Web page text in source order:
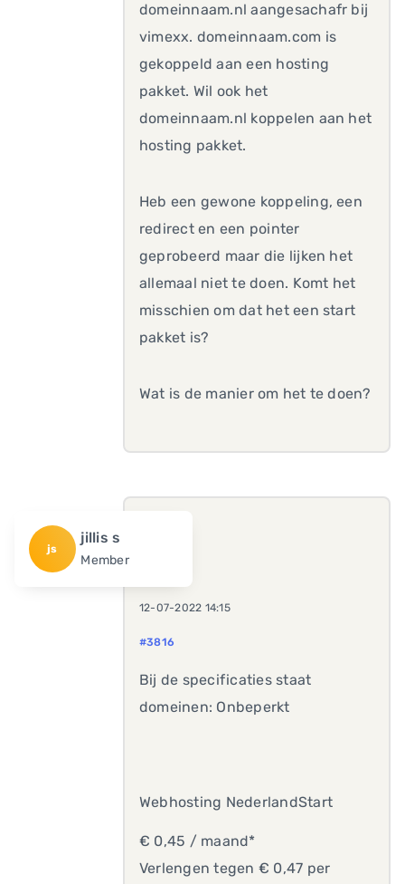
domeinnaam.nl aangesachafr bij
vimexx. domeinnaam.com is
gekoppeld aan een hosting
pakket. Wil ook het
domeinnaam.nl koppelen aan het
hosting pakket.
Heb een gewone koppeling, een
redirect en een pointer
geprobeerd maar die lijken het
allemaal niet te doen. Komt het
misschien om dat het een start
pakket is?
Wat is de manier om het te doen?
js
jillis s
Member
12-07-2022 14:15
#3816
Bij de specificaties staat
domeinen: Onbeperkt
Webhosting NederlandStart
€ 0,45 / maand*
Verlengen tegen € 0,47 per